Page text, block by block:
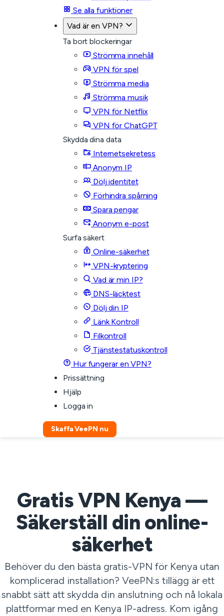
Se alla funktioner
Vad är en VPN?
Ta bort blockeringar
Strömma innehåll
VPN för spel
Strömma media
Strömma musik
VPN för Netflix
VPN för ChatGPT
Skydda dina data
Internetsekretess
Anonym IP
Dölj identitet
Förhindra spårning
Spara pengar
Anonym e-post
Surfa säkert
Online-säkerhet
VPN-kryptering
Vad är min IP?
DNS-läcktest
Dölj din IP
Länk Kontroll
Filkontroll
Tjänstestatuskontroll
Hur fungerar en VPN?
Prissättning
Hjälp
Logga in
Skaffa VeePN nu
Gratis VPN Kenya —
Säkerställ din online-
säkerhet
Behöver du den bästa gratis-VPN för Kenya utan
komplicerad installation? VeePN:s tillägg är ett
snabbt sätt att skydda din anslutning och nå lokala
plattformar med en Kenya IP-adress. Kom igång